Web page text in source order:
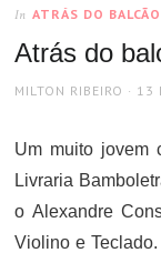
In ATRÁS DO
Atrás do
AUTHOR
MILTON RIBEIRO 13
Um muito jovem
Livraria
o Alexandre
Violino e